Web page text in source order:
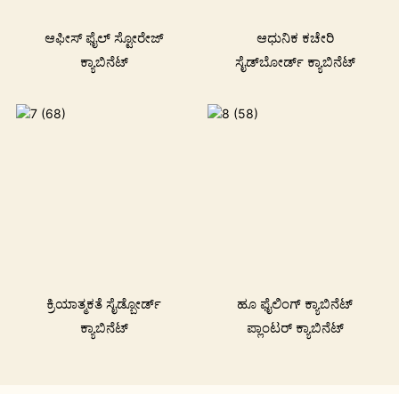
ಆಫೀಸ್ ಫೈಲ್ ಸ್ಟೋರೇಜ್
ಕ್ಯಾಬಿನೆಟ್
ಆಧುನಿಕ ಕಚೇರಿ
ಸೈಡ್‌ಬೋರ್ಡ್ ಕ್ಯಾಬಿನೆಟ್
ಕ್ರಿಯಾತ್ಮಕತೆ ಸೈಡ್ಬೋರ್ಡ್
ಕ್ಯಾಬಿನೆಟ್
ಹೂ ಫೈಲಿಂಗ್ ಕ್ಯಾಬಿನೆಟ್
ಪ್ಲಾಂಟರ್ ಕ್ಯಾಬಿನೆಟ್